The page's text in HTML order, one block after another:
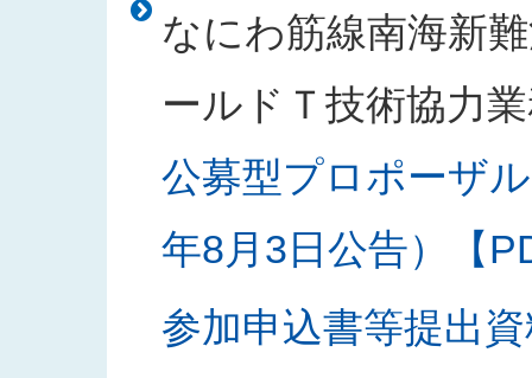
なにわ筋線南海新
ールドＴ技術協力
公募型プロポーザ
年8月3日公告）【
参加申込書等提出